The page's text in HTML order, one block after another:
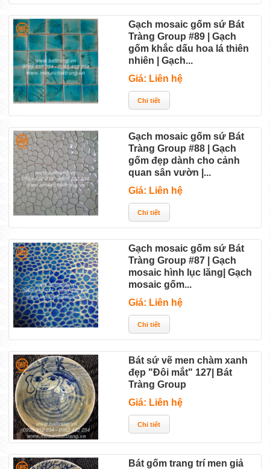
Gạch mosaic gốm sứ Bát
Tràng Group #89 | Gạch
gốm khắc dấu hoa lá thiên
nhiên | Gạch...
Giá: Liên hệ
Gạch mosaic gốm sứ Bát
Tràng Group #88 | Gạch
gốm đẹp dành cho cảnh
quan sân vườn |...
Giá: Liên hệ
Gạch mosaic gốm sứ Bát
Tràng Group #87 | Gạch
mosaic hình lục lăng| Gạch
mosaic gốm...
Giá: Liên hệ
Bát sứ vẽ men chàm xanh
đẹp "Đôi mắt" 127| Bát
Tràng Group
Giá: Liên hệ
Bát gốm trang trí men giả